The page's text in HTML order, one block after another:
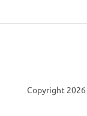
Copyright 2026